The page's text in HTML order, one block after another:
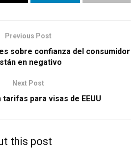
Previous Post
sobre confianza del consumidor
en negativo
Next Post
para visas de EEUU
this post